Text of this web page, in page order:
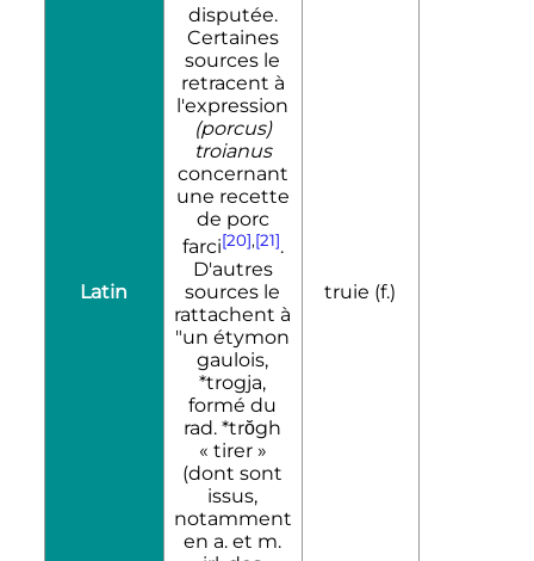
Latin
disputée.
Certaines
sources le
retracent à
l'expression
(porcus)
troianus
concernant
une recette
de porc
farci[20],[21].
D'autres
sources le
rattachent à
"un étymon
gaulois,
*trogja,
formé du
rad. *trŏgh
« tirer »
(dont sont
issus,
notamment
en a. et m.
truie (f.)